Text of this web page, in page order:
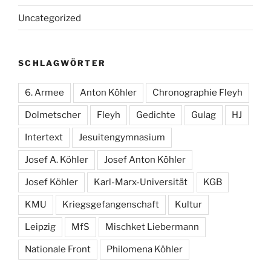
Uncategorized
SCHLAGWÖRTER
6. Armee Anton Köhler Chronographie Fleyh
Dolmetscher Fleyh Gedichte Gulag HJ
Intertext Jesuitengymnasium
Josef A. Köhler Josef Anton Köhler
Josef Köhler Karl-Marx-Universität KGB
KMU Kriegsgefangenschaft Kultur
Leipzig MfS Mischket Liebermann
Nationale Front Philomena Köhler